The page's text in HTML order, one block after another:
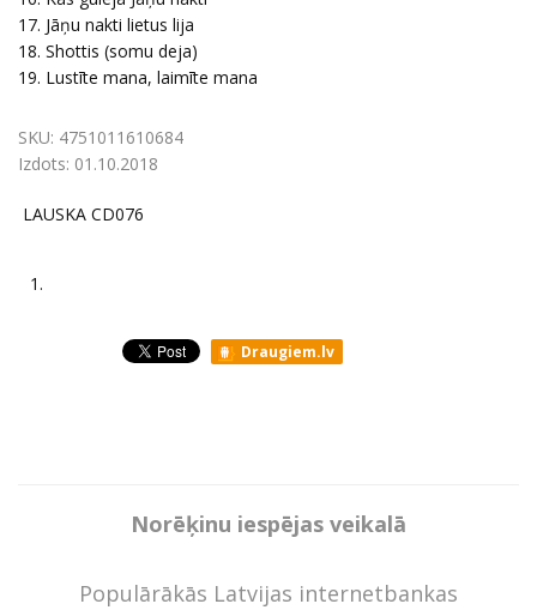
17. Jāņu nakti lietus lija
18. Shottis (somu deja)
19. Lustīte mana, laimīte mana
SKU: 4751011610684
Izdots: 01.10.2018
LAUSKA CD076
1.
Draugiem.lv
Norēķinu iespējas veikalā
Populārākās Latvijas internetbankas